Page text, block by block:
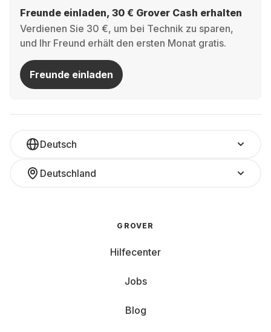
Freunde einladen, 30 € Grover Cash erhalten
Verdienen Sie 30 €, um bei Technik zu sparen,
und Ihr Freund erhält den ersten Monat gratis.
Freunde einladen
Deutsch
Deutschland
GROVER
Hilfecenter
Jobs
Blog